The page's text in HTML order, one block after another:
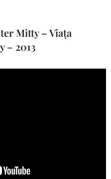
Mitty – Viața
– 2013